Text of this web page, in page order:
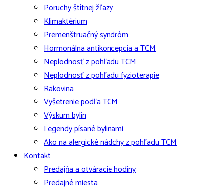
Poruchy štítnej žľazy
Klimaktérium
Premenštruačný syndróm
Hormonálna antikoncepcia a TCM
Neplodnosť z pohľadu TCM
Neplodnosť z pohľadu fyzioterapie
Rakovina
Vyšetrenie podľa TCM
Výskum bylín
Legendy písané bylinami
Ako na alergické nádchy z pohľadu TCM
Kontakt
Predajňa a otváracie hodiny
Predajné miesta